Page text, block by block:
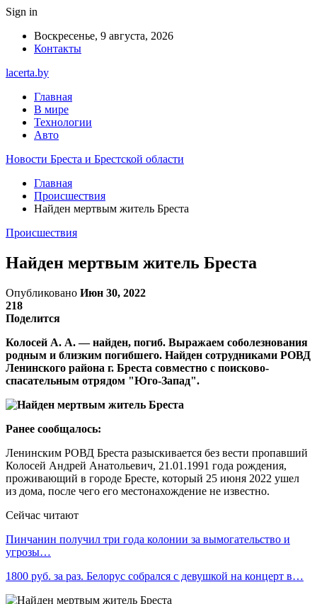
Sign in
Воскресенье, 9 августа, 2026
Контакты
lacerta.by
Главная
В мире
Технологии
Авто
Новости Бреста и Брестской области
Главная
Происшествия
Найден мертвым житель Бреста
Происшествия
Найден мертвым житель Бреста
Опубликовано Июн 30, 2022
218
Поделится
Колосей А. А. — найден, погиб. Выражаем соболезнования
родным и близким погибшего. Найден сотрудниками РОВД
Ленинского района г. Бреста совместно с поисково-
спасательным отрядом "Юго-Запад".
Ранее сообщалось:
Ленинским РОВД Бреста разыскивается без вести пропавший
Колосей Андрей Анатольевич, 21.01.1991 года рождения,
проживающий в городе Бресте, который 25 июня 2022 ушел
из дома, после чего его местонахождение не известно.
Сейчас читают
Пинчанин получил три года колонии за вымогательство и
угрозы…
1800 руб. за раз. Белорус собрался с девушкой на концерт в…